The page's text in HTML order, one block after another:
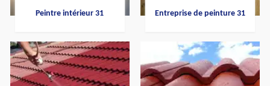
Peintre intérieur 31 Entreprise de peinture 31